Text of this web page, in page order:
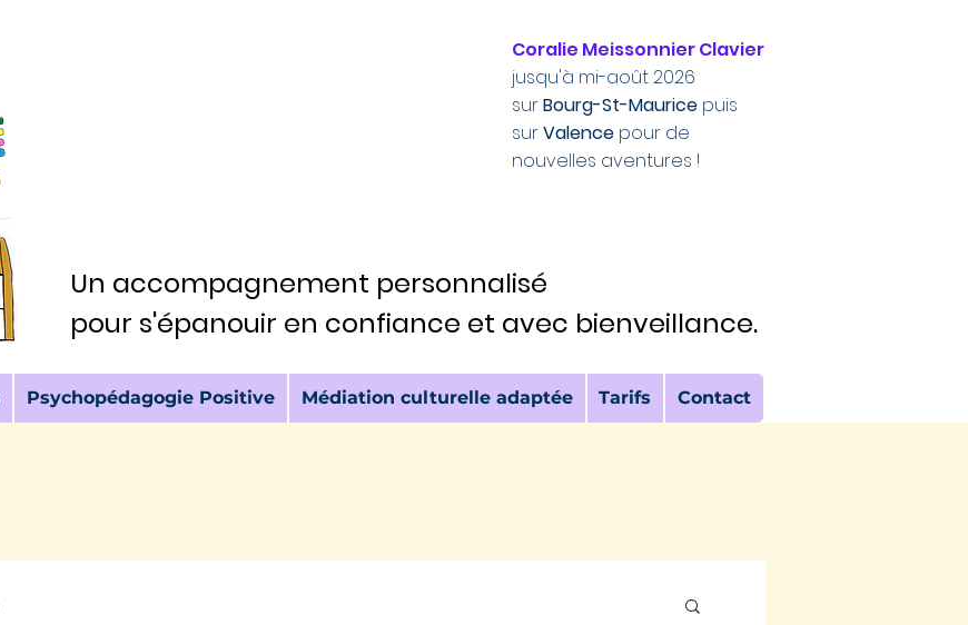
Coralie Meissonnier Clavier
jusqu'à mi-août 2026
surBourg-St-Maurice puis
surValence pour de
nouvelles aventures !
Un accompagnement personnalisé
pour s'épanouir en confiance et avec bienveillance.
Un accompagnement personnalisé
pour s'épanouir en confiance et avec bienveillance.
Psychopédagogie Positive Médiation culturelle adaptée Tarifs Contact